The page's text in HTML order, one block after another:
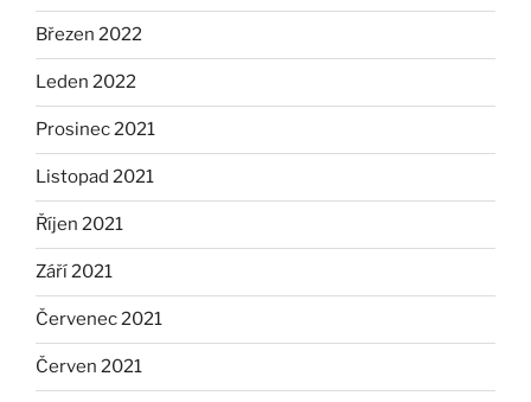
Březen 2022
Leden 2022
Prosinec 2021
Listopad 2021
Říjen 2021
Září 2021
Červenec 2021
Červen 2021